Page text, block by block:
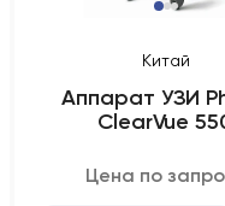
Аппарат УЗИ
ClearVue
Китай
Цена по